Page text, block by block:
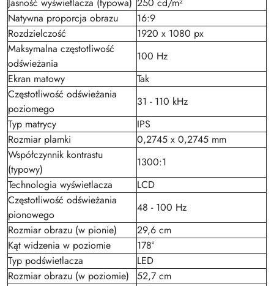
Jasność wyświetlacza (typowa) 250 cd/m²
Natywna proporcja obrazu
16:9
Rozdzielczość
1920 x 1080 px
Maksymalna częstotliwość
odświeżania
100 Hz
Ekran matowy
Tak
Częstotliwość odświeżania
poziomego
31 - 110 kHz
Typ matrycy
IPS
Rozmiar plamki
0,2745 x 0,2745 mm
Współczynnik kontrastu
(typowy)
1300:1
Technologia wyświetlacza
LCD
Częstotliwość odświeżania
pionowego
48 - 100 Hz
Rozmiar obrazu (w pionie)
29,6 cm
Kąt widzenia w poziomie
178°
Typ podświetlacza
LED
Rozmiar obrazu (w poziomie)
52,7 cm